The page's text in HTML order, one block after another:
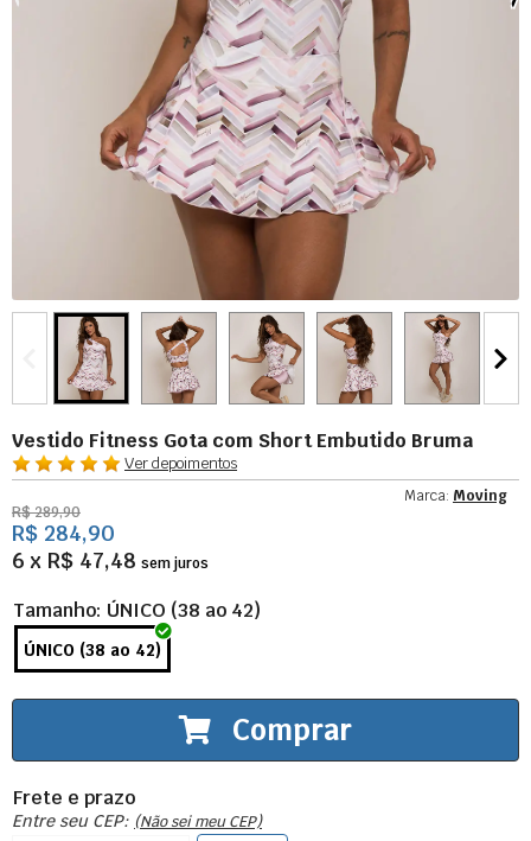
Vestido Fitness Gota com Short Embutido Bruma
Ver depoimentos
Marca: Moving
R$ 289,90
R$ 284,90
6 x R$ 47,48 sem juros
Tamanho: ÚNICO (38 ao 42)
ÚNICO (38 ao 42)
Comprar
Frete e prazo
Entre seu CEP: (Não sei meu CEP)